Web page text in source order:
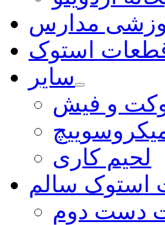
مدارس
استوک
سایر
و فیش
لحیم کاری
استوک سالم
دست دوم